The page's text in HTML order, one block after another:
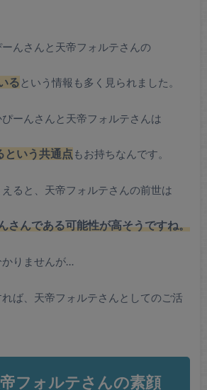
んさんと天帝フォルテさんの
るという情報も多く見られました。
ーんさんと天帝フォルテさんは
という共通点 もお持ちなんです。
ると、天帝フォルテさんの前世は
さんである可能性が高そうですね。
りませんが…
ば、天帝フォルテさんとしてのご活
フォルテさんの素顔